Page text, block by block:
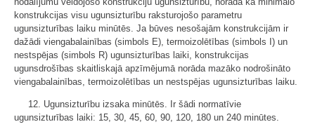
konstrukcijas visu ugunsizturību raksturojošo parametru
ugunsizturības laiku minūtēs. Ja būves nesošajām konstrukcijām ir
dažādi viengabalainības (simbols E), termoizolētības (simbols I) un
nestspējas (simbols R) ugunsizturības laiki, konstrukcijas
ugunsdrošības skaitliskajā apzīmējumā norāda mazāko nodrošināto
viengabalainības, termoizolētības un nestspējas ugunsizturības laiku.
12. Ugunsizturību izsaka minūtēs. Ir šādi normatīvie
ugunsizturības laiki: 15, 30, 45, 60, 90, 120, 180 un 240 minūtes.